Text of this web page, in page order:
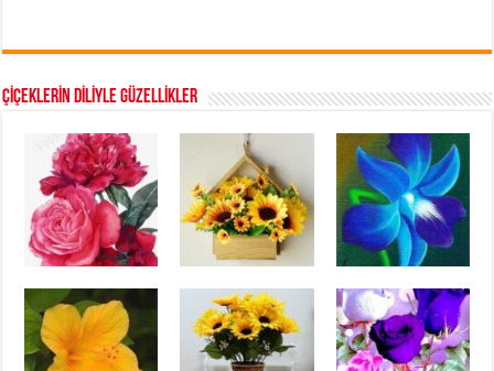
ÇİÇEKLERİN DİLİYLE GÜZELLİKLER